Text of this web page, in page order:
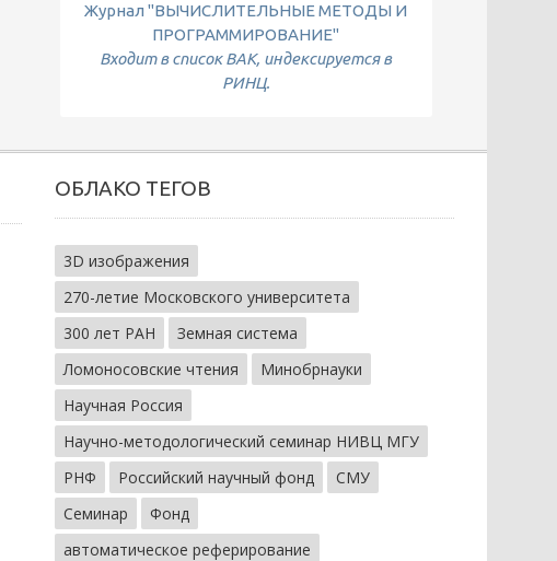
Журнал "ВЫЧИСЛИТЕЛЬНЫЕ МЕТОДЫ И
ПРОГРАММИРОВАНИЕ"
Входит в список ВАК, индексируется в
РИНЦ.
ОБЛАКО ТЕГОВ
3D изображения
270-летие Московского университета
300 лет РАН
Земная система
Ломоносовские чтения
Минобрнауки
Научная Россия
Научно-методологический семинар НИВЦ МГУ
РНФ
Российский научный фонд
СМУ
Семинар
Фонд
автоматическое реферирование